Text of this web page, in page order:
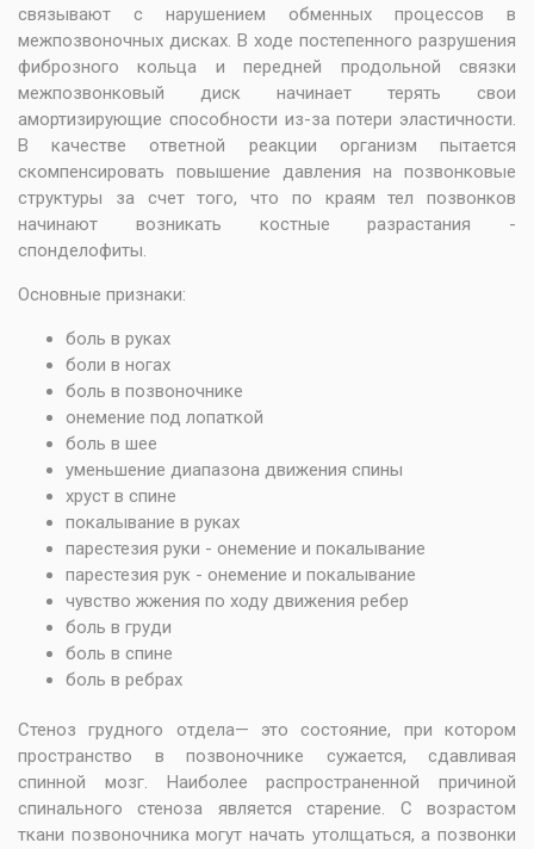
связывают с нарушением обменных процессов в
межпозвоночных дисках. В ходе постепенного разрушения
фиброзного кольца и передней продольной связки
межпозвонковый диск начинает терять свои
амортизирующие способности из-за потери эластичности.
В качестве ответной реакции организм пытается
скомпенсировать повышение давления на позвонковые
структуры за счет того, что по краям тел позвонков
начинают возникать костные разрастания -
спонделофиты.
Основные признаки:
боль в руках
боли в ногах
боль в позвоночнике
онемение под лопаткой
боль в шее
уменьшение диапазона движения спины
хруст в спине
покалывание в руках
парестезия руки - онемение и покалывание
парестезия рук - онемение и покалывание
чувство жжения по ходу движения ребер
боль в груди
боль в спине
боль в ребрах
Стеноз грудного отдела— это состояние, при котором
пространство в позвоночнике сужается, сдавливая
спинной мозг. Наиболее распространенной причиной
спинального стеноза является старение. С возрастом
ткани позвоночника могут начать утолщаться, а позвонки